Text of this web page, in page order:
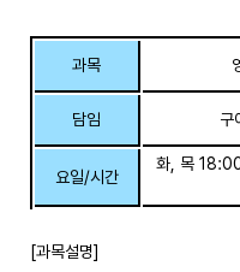
과목
담임 구
요일/시간
화, 목
[과목설명]